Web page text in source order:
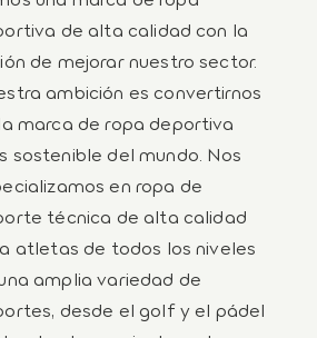
de alta calidad con la
de mejorar nuestro sector.
ambición es convertirnos
marca de ropa deportiva
sostenible del mundo. Nos
en ropa de
técnica de alta calidad
atletas de todos los niveles
amplia variedad de
desde el golf y el pádel